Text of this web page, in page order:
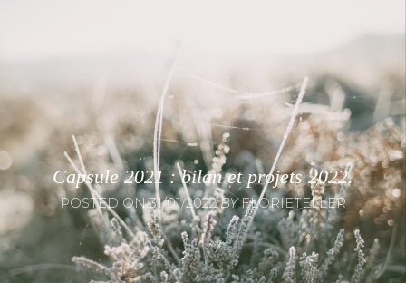
Capsule 2021 : bilan et projets 2022.
POSTED ON31/01/2022BYFLORIETELLER